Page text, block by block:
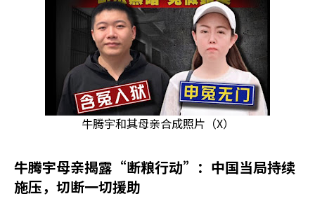
牛腾宇和其母亲合成照片（X）
牛腾宇母亲揭露“断粮行动”：中国当局持续
施压，切断一切援助